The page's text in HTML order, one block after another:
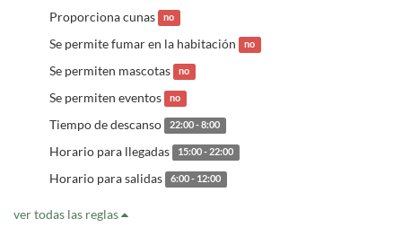
Proporciona cunas no
Se permite fumar en la habitación no
Se permiten mascotas no
Se permiten eventos no
Tiempo de descanso 22:00 - 8:00
Horario para llegadas 15:00 - 22:00
Horario para salidas 6:00 - 12:00
ver todas las reglas